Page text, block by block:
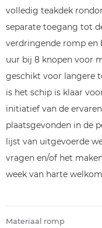
volledig teakdek
separate toegang tot
verdringende romp en
uur bij 8 knopen voor
geschikt voor langere
is het schip is klaar
initiatief van de
plaatsgevonden in de
lijst van uitgevoerde
vragen en/of het
week van harte
Materiaal romp